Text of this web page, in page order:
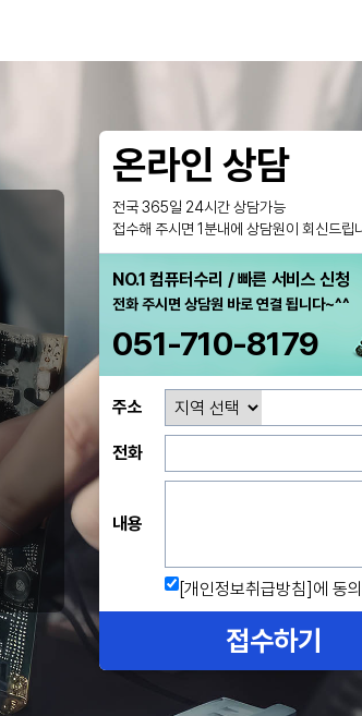
온라인 상담
전국 365일 24시간 상담가능
접수해 주시면 1분내에 상담원이 회신드립
NO.1 컴퓨터수리 / 빠른 서비스 신청
전화 주시면 상담원 바로 연결 됩니다~^^
051-710-8179
주소
전화
내용
[개인정보취급방침] 에 동
접수하기